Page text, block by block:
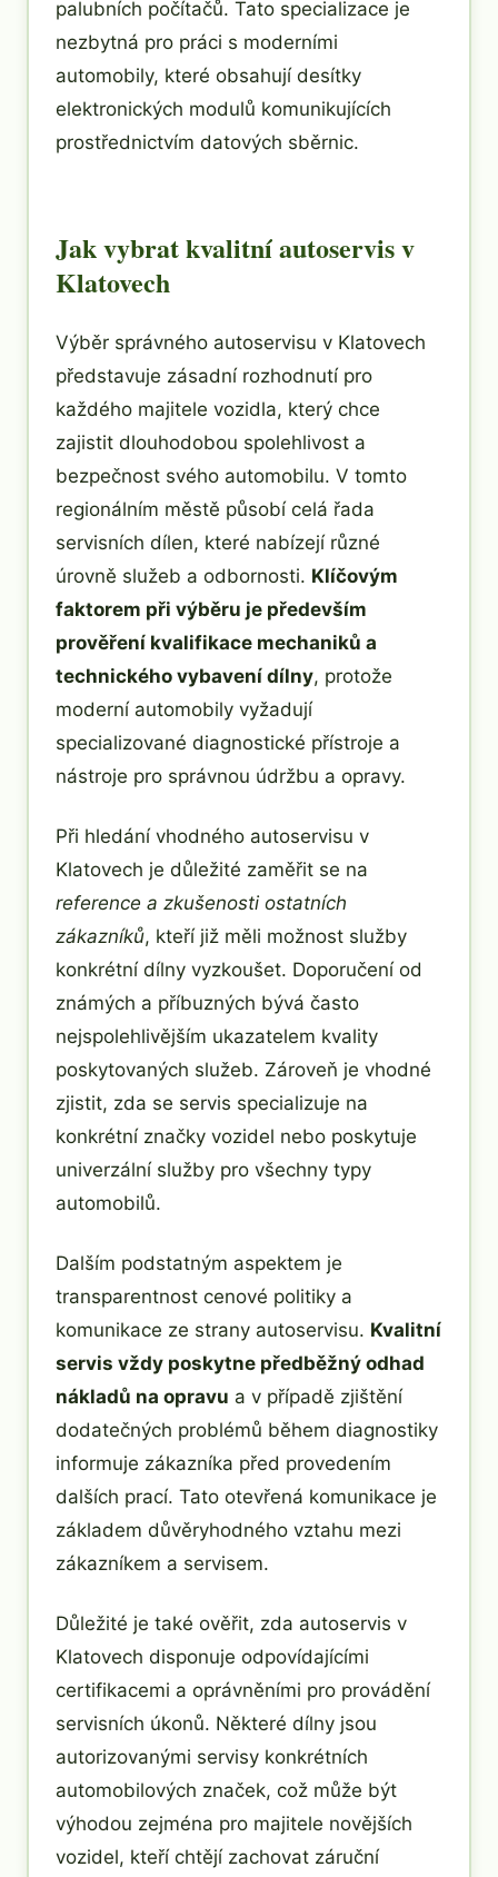
palubních počítačů. Tato specializace je
nezbytná pro práci s moderními
automobily, které obsahují desítky
elektronických modulů komunikujících
prostřednictvím datových sběrnic.
Jak vybrat kvalitní autoservis v
Klatovech
Výběr správného autoservisu v Klatovech
představuje zásadní rozhodnutí pro
každého majitele vozidla, který chce
zajistit dlouhodobou spolehlivost a
bezpečnost svého automobilu. V tomto
regionálním městě působí celá řada
servisních dílen, které nabízejí různé
úrovně služeb a odbornosti. Klíčovým
faktorem při výběru je především
prověření kvalifikace mechaniků a
technického vybavení dílny, protože
moderní automobily vyžadují
specializované diagnostické přístroje a
nástroje pro správnou údržbu a opravy.
Při hledání vhodného autoservisu v
Klatovech je důležité zaměřit se na
reference a zkušenosti ostatních
zákazníků, kteří již měli možnost služby
konkrétní dílny vyzkoušet. Doporučení od
známých a příbuzných bývá často
nejspolehlivějším ukazatelem kvality
poskytovaných služeb. Zároveň je vhodné
zjistit, zda se servis specializuje na
konkrétní značky vozidel nebo poskytuje
univerzální služby pro všechny typy
automobilů.
Dalším podstatným aspektem je
transparentnost cenové politiky a
komunikace ze strany autoservisu. Kvalitní
servis vždy poskytne předběžný odhad
nákladů na opravu a v případě zjištění
dodatečných problémů během diagnostiky
informuje zákazníka před provedením
dalších prací. Tato otevřená komunikace je
základem důvěryhodného vztahu mezi
zákazníkem a servisem.
Důležité je také ověřit, zda autoservis v
Klatovech disponuje odpovídajícími
certifikacemi a oprávněními pro provádění
servisních úkonů. Některé dílny jsou
autorizovanými servisy konkrétních
automobilových značek, což může být
výhodou zejména pro majitele novějších
vozidel, kteří chtějí zachovat záruční